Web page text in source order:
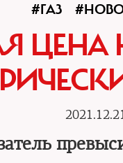
#ГАЗ
ЦЕНА